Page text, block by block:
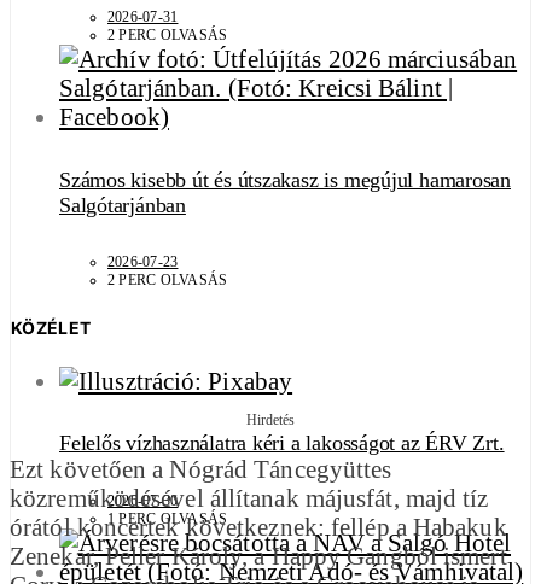
2026-07-31
2 PERC OLVASÁS
Számos kisebb út és útszakasz is megújul hamarosan
Salgótarjánban
2026-07-23
2 PERC OLVASÁS
KÖZÉLET
Felelős vízhasználatra kéri a lakosságot az ÉRV Zrt.
2026-07-30
1 PERC OLVASÁS
Hirdetés
Ezt követően a Nógrád Táncegyüttes
közreműködésével állítanak májusfát, majd tíz
órától koncertek következnek: fellép a Habakuk
Zenekar, Peller Károly, a Happy Gangből ismert